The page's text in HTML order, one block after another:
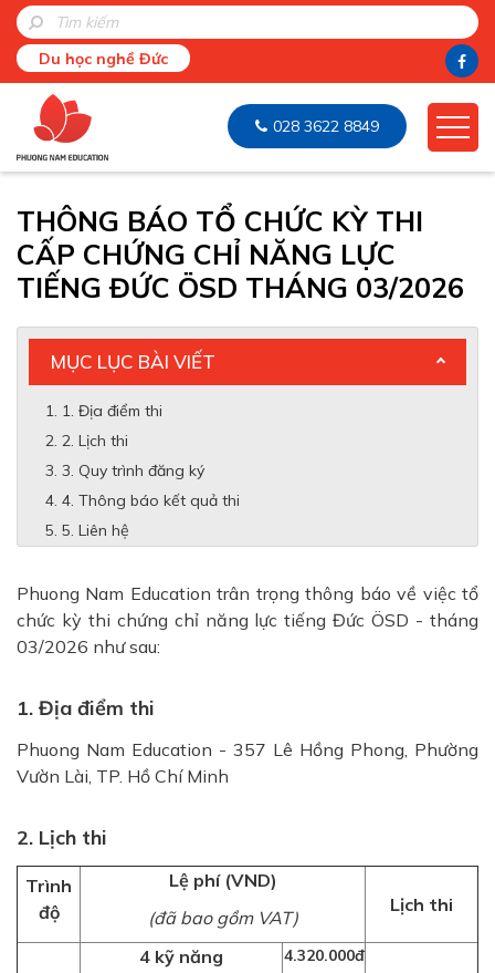
Du học nghề Đức
028 3622 8849
THÔNG BÁO TỔ CHỨC KỲ THI
CẤP CHỨNG CHỈ NĂNG LỰC
TIẾNG ĐỨC ÖSD THÁNG 03/2026
MỤC LỤC BÀI VIẾT
1. Địa điểm thi
2. Lịch thi
3. Quy trình đăng ký
4. Thông báo kết quả thi
5. Liên hệ
Phuong Nam Education trân trọng thông báo về việc tổ
chức kỳ thi chứng chỉ năng lực tiếng Đức ÖSD - tháng
03/2026 như sau:
1. Địa điểm thi
Phuong Nam Education - 357 Lê Hồng Phong, Phường
Vườn Lài, TP. Hồ Chí Minh
2. Lịch thi
Trình
độ
Lệ phí (VND)
(đã bao gồm VAT)
Lịch thi
4 kỹ năng 4.320.000đ